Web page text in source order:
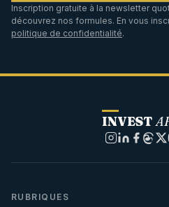
Inscription gratuite à la newsletter
découvrez nos formules. En vous
politique de confidentialité.
INVEST
RUBRIQUES